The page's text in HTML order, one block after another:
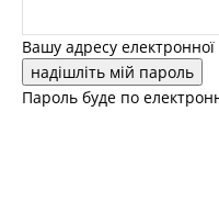
Вашу адресу
Пароль буде по